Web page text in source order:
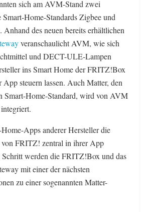
sich am AVM-Stand zwei
Smart-Home-Standards Zigbee und
Anhand des neuen bereits erhältlichen
veranschaulicht AVM, wie sich
und DECT-ULE-Lampen
ins Smart Home der FRITZ!Box
App steuern lassen. Auch Matter, den
Smart-Home-Standard, wird von AVM
Apps anderer Hersteller die
von FRITZ! zentral in ihrer App
Schritt werden die FRITZ!Box und das
mit einer der nächsten
zu einer sogenannten Matter-